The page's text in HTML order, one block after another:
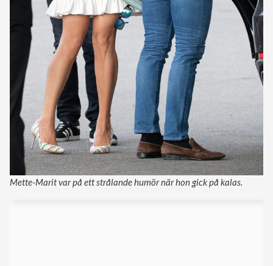
Mette-Marit var på ett strålande humör när hon gick på kalas.